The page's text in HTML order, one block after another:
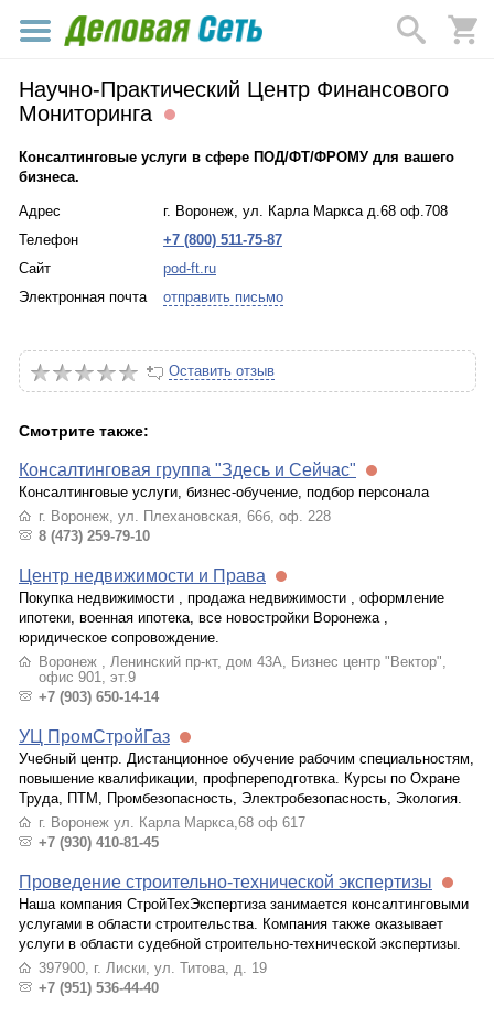
Научно-Практический Центр Финансового
Мониторинга
Консалтинговые услуги в сфере ПОД/ФТ/ФРОМУ для вашего
бизнеса.
Адрес
г. Воронеж, ул. Карла Маркса д.68 оф.708
Телефон
+7 (800) 511-75-87
Сайт
pod-ft.ru
Электронная почта
отправить письмо
Оставить отзыв
Смотрите также:
Консалтинговая группа "Здесь и Сейчас"
Консалтинговые услуги, бизнес-обучение, подбор персонала
г. Воронеж, ул. Плехановская, 66б, оф. 228
8 (473) 259-79-10
Центр недвижимости и Права
Покупка недвижимости , продажа недвижимости , оформление
ипотеки, военная ипотека, все новостройки Воронежа ,
юридическое сопровождение.
Воронеж , Ленинский пр-кт, дом 43А, Бизнес центр "Вектор",
офис 901, эт.9
+7 (903) 650-14-14
УЦ ПромСтройГаз
Учебный центр. Дистанционное обучение рабочим специальностям,
повышение квалификации, профпереподготвка. Курсы по Охране
Труда, ПТМ, Промбезопасность, Электробезопасность, Экология.
г. Воронеж ул. Карла Маркса,68 оф 617
+7 (930) 410-81-45
Проведение строительно-технической экспертизы
Наша компания СтройТехЭкспертиза занимается консалтинговыми
услугами в области строительства. Компания также оказывает
услуги в области судебной строительно-технической экспертизы.
397900, г. Лиски, ул. Титова, д. 19
+7 (951) 536-44-40